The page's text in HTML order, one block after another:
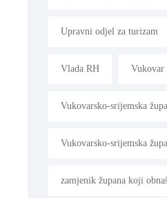
Upravni odjel za turizam
Vlada RH Vukovar
Vukovarsko-srijemska
Vukovarsko-srijemska
zamjenik župana koji